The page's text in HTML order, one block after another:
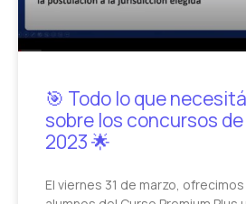
🎯 Todo lo que
sobre los concursos
2023 🌟
El viernes 31 de marzo,